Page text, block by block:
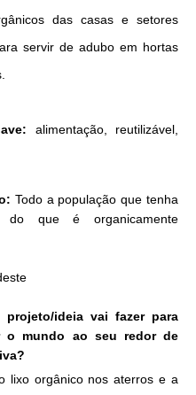
das casas e setores
servir de adubo em hortas
alimentação, reutilizável,
Todo a população que tenha
do que é organicamente
ideia vai fazer para
o mundo ao seu redor de
lixo orgânico nos aterros e a